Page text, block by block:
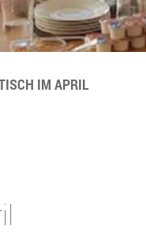
IM APRIL